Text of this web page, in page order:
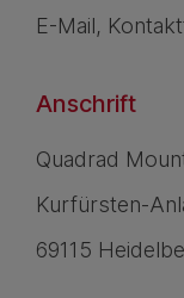
E-Mail,
Anschrift
Quadrad
Kurfürsten-
69115